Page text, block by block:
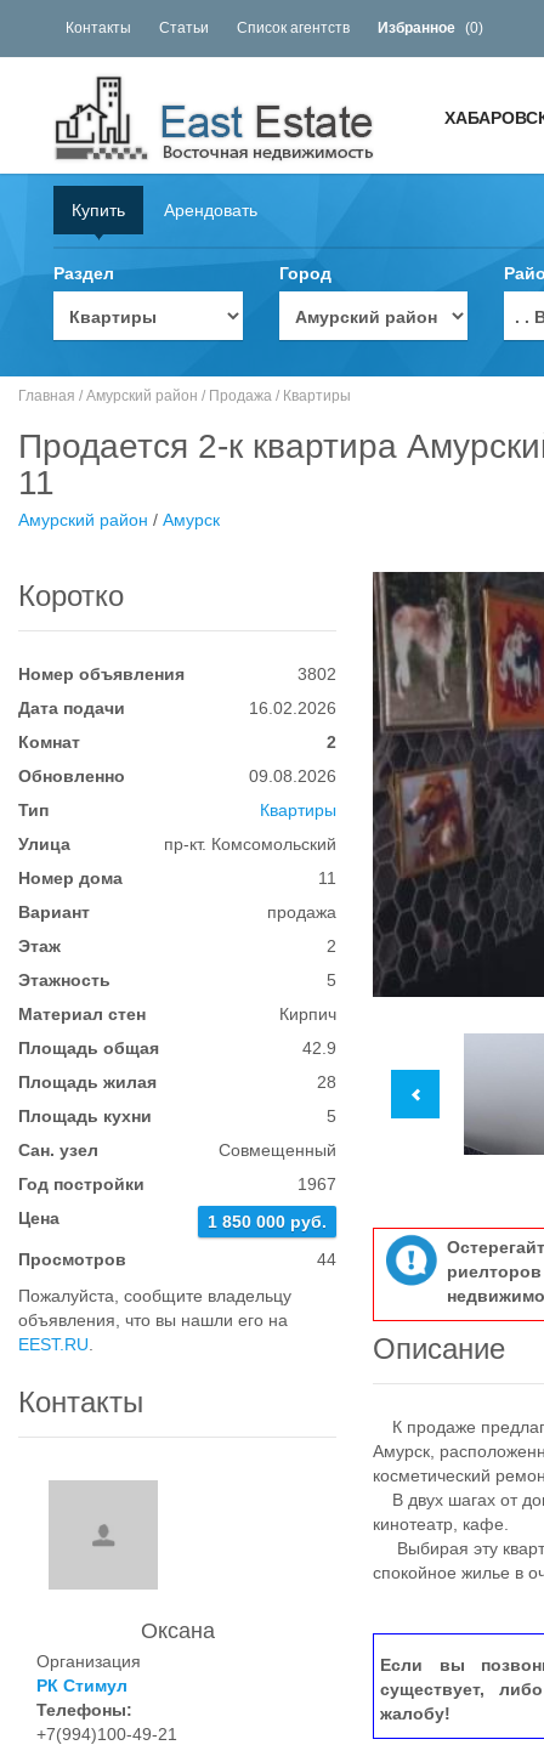
Контакты Статьи Список агентств Избранное (0)
Купить Арендовать
Раздел Город
. .
Главная / Амурский район / Продажа / Квартиры
Продается 2-к квартира
11
Амурский район / Амурск
Коротко
Номер объявления
3802
Дата подачи
16.02.2026
Комнат
2
Обновленно
09.08.2026
Тип
Квартиры
Улица
пр-кт. Комсомольский
Номер дома
11
Вариант
продажа
Этаж
2
Этажность
5
Материал стен
Кирпич
Площадь общая
42.9
Площадь жилая
28
Площадь кухни
5
Сан. узел
Совмещенный
Год постройки
1967
Цена
1 850 000 руб.
Просмотров
44
Пожалуйста, сообщите владельцу
объявления, что вы нашли его на
EEST.RU
Контакты
Оксана
Организация
РК Стимул
Телефоны:
+7(994)100-49-21
Описание
К продаже
Амурск,
косметический
В двух шагах от
кинотеатр, кафе.
Выбирая эту
спокойное жилье в
Если вы
существует,
жалобу!